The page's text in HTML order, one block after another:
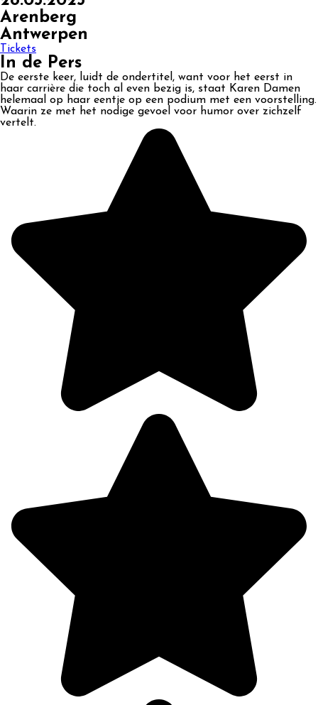
Arenberg
Antwerpen
Tickets
In de Pers
De eerste keer, luidt de ondertitel, want voor het eerst in
haar carrière die toch al even bezig is, staat Karen Damen
helemaal op haar eentje op een podium met een voorstelling.
Waarin ze met het nodige gevoel voor humor over zichzelf
vertelt.